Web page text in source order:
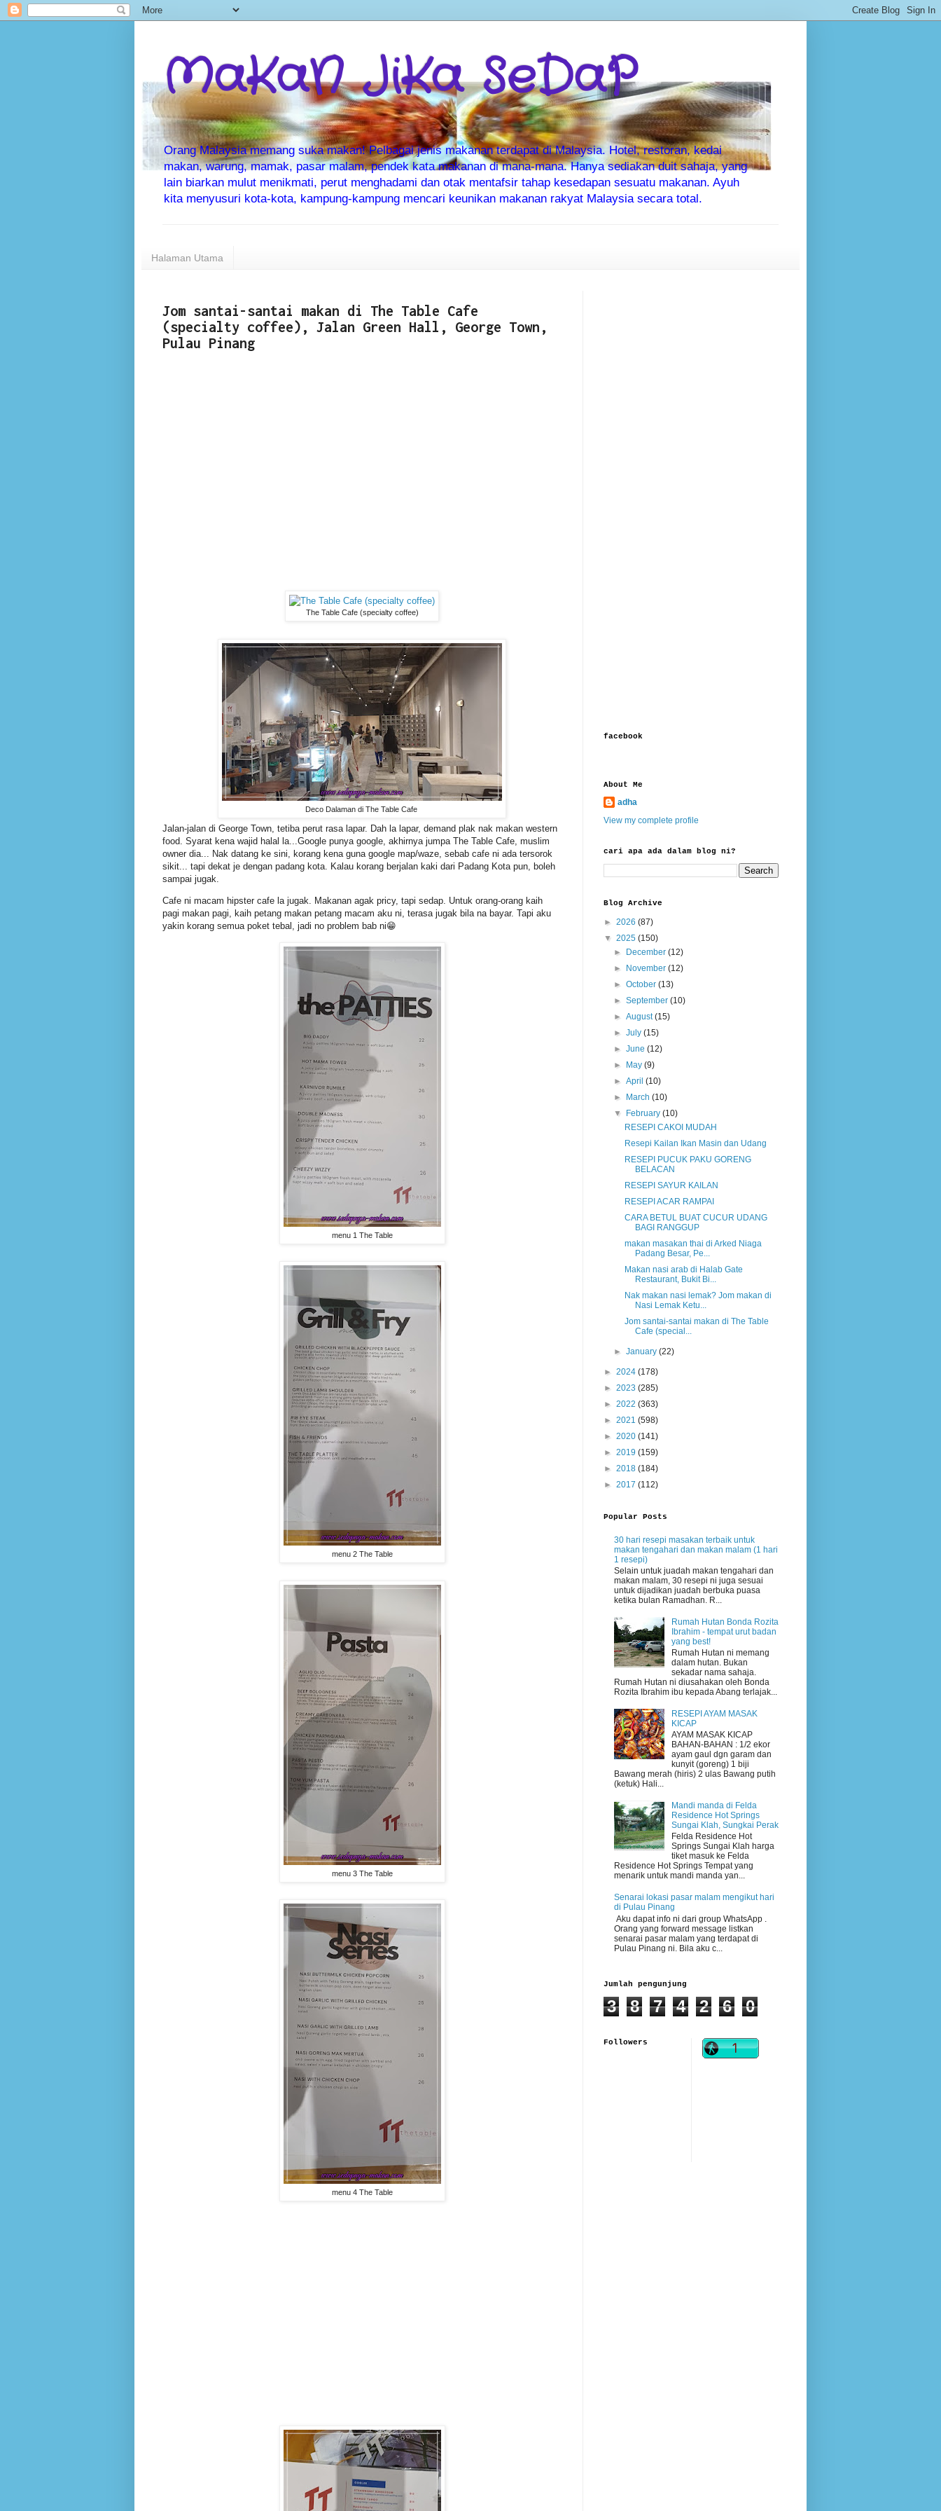
MaKaN JiKa SeDaP
Orang Malaysia memang suka makan! Pelbagai jenis makanan terdapat di Malaysia. Hotel, restoran, kedai
makan, warung, mamak, pasar malam, pendek kata makanan di mana-mana. Hanya sediakan duit sahaja, yang
lain biarkan mulut menikmati, perut menghadami dan otak mentafsir tahap kesedapan sesuatu makanan. Ayuh
kita menyusuri kota-kota, kampung-kampung mencari keunikan makanan rakyat Malaysia secara total.
Halaman Utama
Jom santai-santai makan di The Table Cafe
(specialty coffee), Jalan Green Hall, George Town,
Pulau Pinang
The Table Cafe (specialty coffee)
Deco Dalaman di The Table Cafe
Jalan-jalan di George Town, tetiba perut rasa lapar. Dah la lapar, demand plak nak makan western
food. Syarat kena wajid halal la...Google punya google, akhirnya jumpa The Table Cafe, muslim
owner dia... Nak datang ke sini, korang kena guna google map/waze, sebab cafe ni ada tersorok
sikit... tapi dekat je dengan padang kota. Kalau korang berjalan kaki dari Padang Kota pun, boleh
sampai jugak.
Cafe ni macam hipster cafe la jugak. Makanan agak pricy, tapi sedap. Untuk orang-orang kaih
pagi makan pagi, kaih petang makan petang macam aku ni, terasa jugak bila na bayar. Tapi aku
yakin korang semua poket tebal, jadi no problem bab ni😁
menu 1 The Table
menu 2 The Table
menu 3 The Table
menu 4 The Table
facebook
About Me
adha
View my complete profile
cari apa ada dalam blog ni?
Blog Archive
► 2026 (87)
▼ 2025 (150)
►
December(12)
►
November(12)
►October(13)
►September(10)
►August(15)
►July(15)
►June(12)
►
May(9)
►April(10)
►
March(10)
▼
February(10)
RESEPI CAKOI MUDAH
Resepi Kailan Ikan Masin dan Udang
RESEPI PUCUK PAKU GORENG
BELACAN
RESEPI SAYUR KAILAN
RESEPI ACAR RAMPAI
CARA BETUL BUAT CUCUR UDANG
BAGI RANGGUP
makan masakan thai di Arked Niaga
Padang Besar, Pe...
Makan nasi arab di Halab Gate
Restaurant, Bukit Bi...
Nak makan nasi lemak? Jom makan di
Nasi Lemak Ketu...
Jom santai-santai makan di The Table
Cafe (special...
►January(22)
► 2024 (178)
► 2023 (285)
► 2022 (363)
► 2021 (598)
► 2020 (141)
► 2019 (159)
► 2018 (184)
► 2017 (112)
Popular Posts
30 hari resepi masakan terbaik untuk
makan tengahari dan makan malam (1 hari
1 resepi)
Selain untuk juadah makan tengahari dan
makan malam, 30 resepi ni juga sesuai
untuk dijadikan juadah berbuka puasa
ketika bulan Ramadhan. R...
Rumah Hutan Bonda Rozita
Ibrahim - tempat urut badan
yang best!
Rumah Hutan ni memang
dalam hutan. Bukan
sekadar nama sahaja.
Rumah Hutan ni diusahakan oleh Bonda
Rozita Ibrahim ibu kepada Abang terlajak...
RESEPI AYAM MASAK
KICAP
AYAM MASAK KICAP
BAHAN-BAHAN : 1/2 ekor
ayam gaul dgn garam dan
kunyit (goreng) 1 biji
Bawang merah (hiris) 2 ulas Bawang putih
(ketuk) Hali...
Mandi manda di Felda
Residence Hot Springs
Sungai Klah, Sungkai Perak
Felda Residence Hot
Springs Sungai Klah harga
tiket masuk ke Felda
Residence Hot Springs Tempat yang
menarik untuk mandi manda yan...
Senarai lokasi pasar malam mengikut hari
di Pulau Pinang
Aku dapat info ni dari group WhatsApp .
Orang yang forward message listkan
senarai pasar malam yang terdapat di
Pulau Pinang ni. Bila aku c...
Jumlah pengunjung
3 8 7 4 2 6 0
Followers